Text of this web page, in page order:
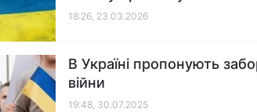
18:26, 23.03.2026
В Україні пропонують
війни
19:48, 30.07.2025